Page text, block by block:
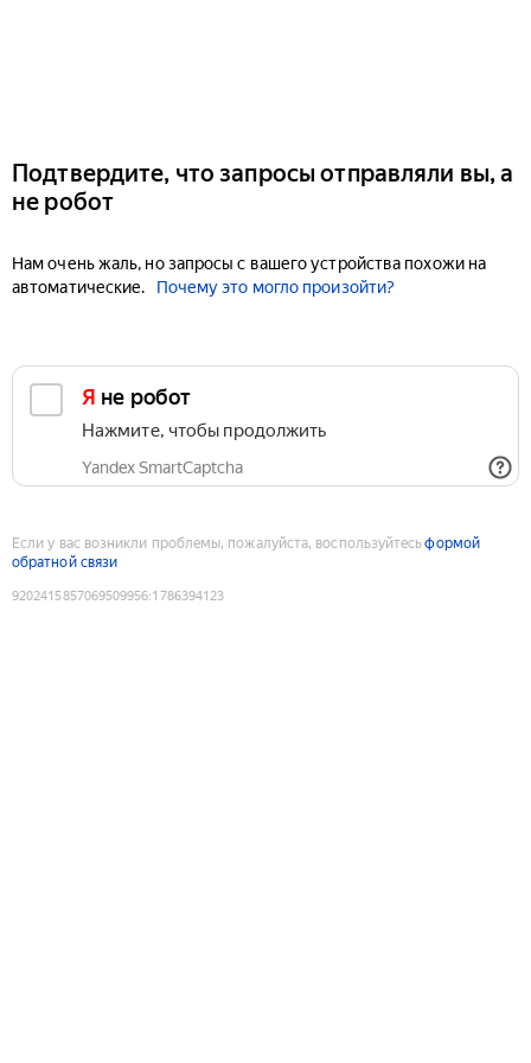
Подтвердите, что запросы отправляли вы, а
не робот
Нам очень жаль, но запросы с вашего устройства похожи на
автоматические.
Почему это могло произойти?
Я не робот
Нажмите, чтобы продолжить
Yandex SmartCaptcha
Если у вас возникли проблемы, пожалуйста, воспользуйтесьформой
обратной связи
9202415857069509956:1786394123